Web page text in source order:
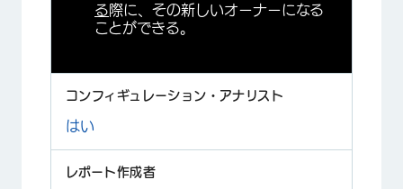
る際に、その新しいオーナーになる
ことができる。
はい